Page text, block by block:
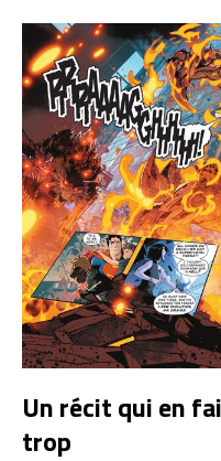
Un récit qui en
trop